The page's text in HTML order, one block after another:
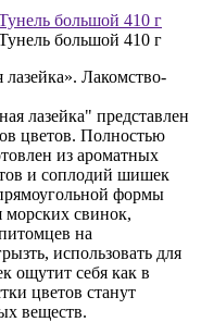
Лакомство-
лазейка" представлен
цветов. Полностью
из ароматных
и соплодий шишек
формы
морских свинок,
на
использовать для
ощутит себя как в
цветов станут
веществ.